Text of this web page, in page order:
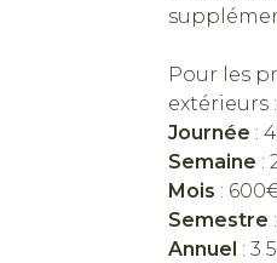
Pour les
extérieurs :
Journée :
Semaine :
Mois :
Semestre
Annuel : 3